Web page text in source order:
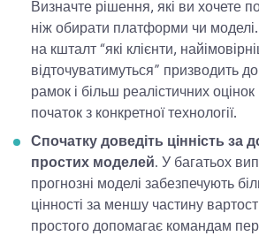
Визначте рішення, які ви хочете
ніж обирати платформи чи моделі.
на кшталт “які клієнти,
відточуватимуться” призводить
рамок і більш реалістичних оцінок
початок з конкретної технології.
Спочатку доведіть цінність за
простих моделей. У багатьох
прогнозні моделі забезпечують
цінності за меншу частину
простого допомагає командам